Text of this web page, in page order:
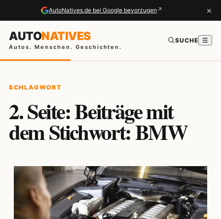
AutoNatives.de bei Google bevorzugen ↗ ×
AUTONATIVES
Autos. Menschen. Geschichten.
SUCHE ☰
SCHLAGWORT
2. Seite: Beiträge mit
dem Stichwort: BMW